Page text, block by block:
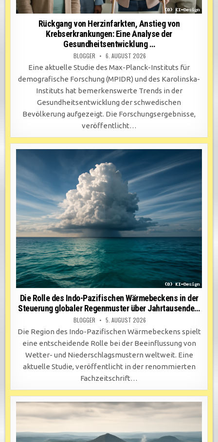
Rückgang von Herzinfarkten, Anstieg von
Krebserkrankungen: Eine Analyse der
Gesundheitsentwicklung …
BLOGGER
6. AUGUST 2026
Eine aktuelle Studie des Max-Planck-Instituts für
demografische Forschung (MPIDR) und des Karolinska-
Instituts hat bemerkenswerte Trends in der
Gesundheitsentwicklung der schwedischen
Bevölkerung aufgezeigt. Die Forschungsergebnisse,
veröffentlicht…
Die Rolle des Indo-Pazifischen Wärmebeckens in der
Steuerung globaler Regenmuster über Jahrtausende…
BLOGGER
5. AUGUST 2026
Die Region des Indo-Pazifischen Wärmebeckens spielt
eine entscheidende Rolle bei der Beeinflussung von
Wetter- und Niederschlagsmustern weltweit. Eine
aktuelle Studie, veröffentlicht in der renommierten
Fachzeitschrift…